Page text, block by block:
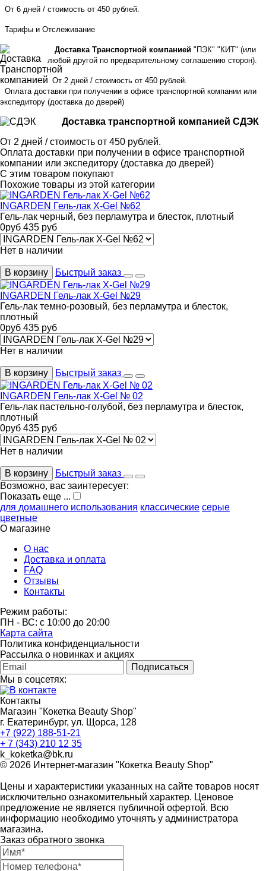
От 6 дней / стоимость от 450 рублей.
Тарифы и Отслеживание
Доставка Транспортной компанией "ПЭК" "КИТ" (или
любой другой по предварительному соглашению сторон).
От 2 дней / стоимость от 450 рублей.
Оплата доставки при получении в офисе транспортной компании или
экспедитору (доставка до дверей)
Доставка транспортной компанией СДЭК
От 2 дней / стоимость от 450 рублей.
Оплата доставки при получении в офисе транспортной
компании или экспедитору (доставка до дверей)
С этим товаром покупают
Похожие товары из этой категории
INGARDEN Гель-лак X-Gel №62
Гель-лак черный, без перламутра и блесток, плотный
0руб 435 руб
Нет в наличии
В корзину Быстрый заказ
INGARDEN Гель-лак X-Gel №29
Гель-лак темно-розовый, без перламутра и блесток,
плотный
0руб 435 руб
Нет в наличии
В корзину Быстрый заказ
INGARDEN Гель-лак X-Gel № 02
Гель-лак пастельно-голубой, без перламутра и блесток,
плотный
0руб 435 руб
Нет в наличии
В корзину
Быстрый заказ
Возможно, вас заинтересует:
Показать еще ...
для домашнего использования классические серые
цветные
О магазине
О нас
Доставка и оплата
FAQ
Отзывы
Контакты
Режим работы:
ПН - ВС: с 10:00 до 20:00
Карта сайта
Политика конфиденциальности
Рассылка о новинках и акциях
Подписаться
Мы в соцсетях:
Контакты
Магазин "Кокетка Beauty Shop"
г. Екатеринбург, ул. Щорса, 128
+7 (922) 188-51-21
+ 7 (343) 210 12 35
k_koketka@bk.ru
© 2026 Интернет-магазин "Кокетка Beauty Shop"
Цены и характеристики указанных на сайте товаров носят
исключительно ознакомительный характер. Ценовое
предложение не является публичной офертой. Всю
информацию необходимо уточнять у администратора
магазина.
Заказ обратного звонка